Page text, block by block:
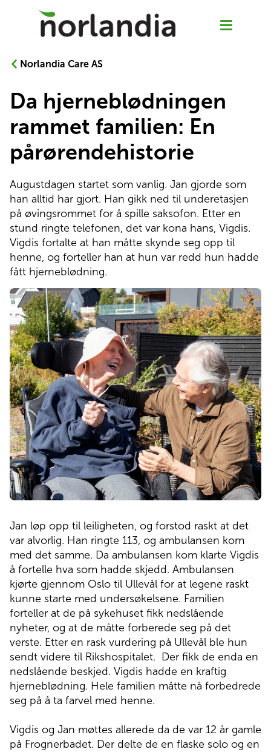
Våre tjenester
Hjemmetjenester
Senior Pluss
Rehabilitering
Sykehjem
Pasienthotell
Om Norlandia
Kontakt oss
Jobb hos oss
Norlandia Care AS
Da hjerneblødningen
rammet familien: En
pårørendehistorie
Augustdagen startet som vanlig. Jan gjorde som
han alltid har gjort. Han gikk ned til underetasjen
på øvingsrommet for å spille saksofon. Etter en
stund ringte telefonen, det var kona hans, Vigdis.
Vigdis fortalte at han måtte skynde seg opp til
henne, og forteller han at hun var redd hun hadde
fått hjerneblødning.
Jan løp opp til leiligheten, og forstod raskt at det
var alvorlig. Han ringte 113, og ambulansen kom
med det samme. Da ambulansen kom klarte Vigdis
å fortelle hva som hadde skjedd. Ambulansen
kjørte gjennom Oslo til Ullevål for at legene raskt
kunne starte med undersøkelsene. Familien
forteller at de på sykehuset fikk nedslående
nyheter, og at de måtte forberede seg på det
verste. Etter en rask vurdering på Ullevål ble hun
sendt videre til Rikshospitalet. Der fikk de enda en
nedslående beskjed. Vigdis hadde en kraftig
hjerneblødning. Hele familien måtte nå forbedrede
seg på å ta farvel med henne.
Vigdis og Jan møttes allerede da de var 12 år gamle
på Frognerbadet. Der delte de en flaske solo og en